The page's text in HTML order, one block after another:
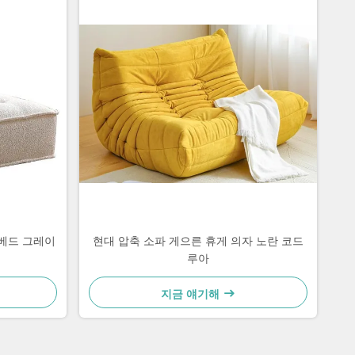
드 그레이
현대 압축 소파 게으른 휴게 의자 노란 코드
루아
지금 얘기해